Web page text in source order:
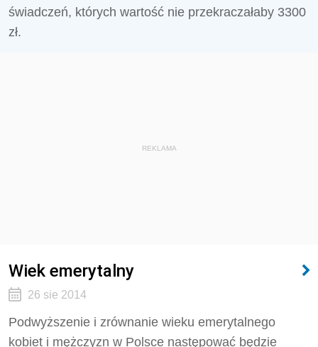
świadczeń, których wartość nie przekraczałaby 3300
zł.
REKLAMA
Wiek emerytalny
26 sie 2014
Podwyższenie i zrównanie wieku emerytalnego
kobiet i mężczyzn w Polsce następować będzie